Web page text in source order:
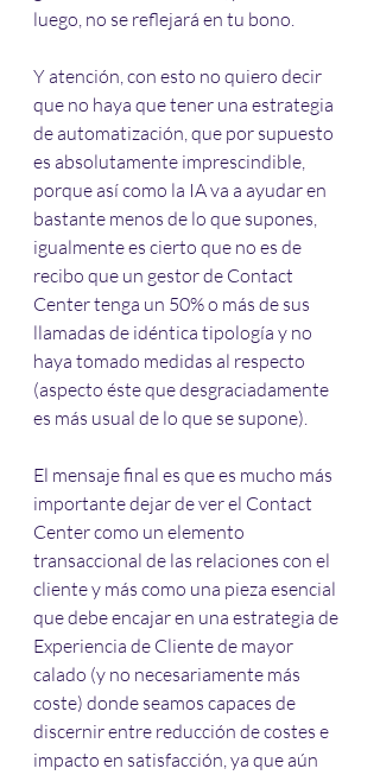
luego, no se reflejará en tu bono.
Y atención, con esto no quiero decir
que no haya que tener una estrategia
de automatización, que por supuesto
es absolutamente imprescindible,
porque así como la IA va a ayudar en
bastante menos de lo que supones,
igualmente es cierto que no es de
recibo que un gestor de Contact
Center tenga un 50% o más de sus
llamadas de idéntica tipología y no
haya tomado medidas al respecto
(aspecto éste que desgraciadamente
es más usual de lo que se supone).
El mensaje final es que es mucho más
importante dejar de ver el Contact
Center como un elemento
transaccional de las relaciones con el
cliente y más como una pieza esencial
que debe encajar en una estrategia de
Experiencia de Cliente de mayor
calado (y no necesariamente más
coste) donde seamos capaces de
discernir entre reducción de costes e
impacto en satisfacción, ya que aún